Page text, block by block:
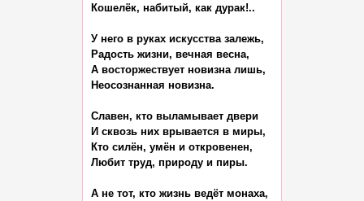
Кошелёк, набитый, как дурак!..
У него в руках искусства залежь,
Радость жизни, вечная весна,
А восторжествует новизна лишь,
Неосознанная новизна.
Славен, кто выламывает двери
И сквозь них врывается в миры,
Кто силён, умён и откровенен,
Любит труд, природу и пиры.
А не тот, кто жизнь ведёт монаха,